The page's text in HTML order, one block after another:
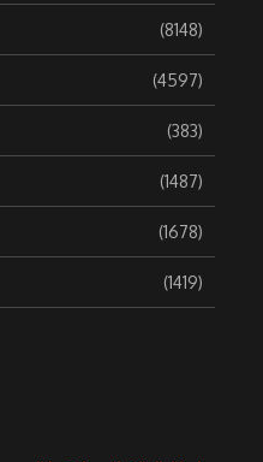
(8148)
(4597)
(383)
(1487)
(1678)
(1419)